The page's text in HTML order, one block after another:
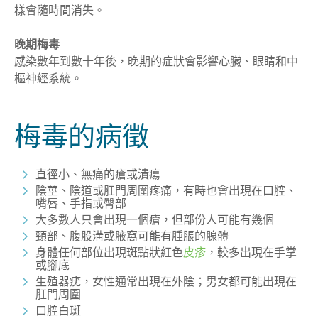
樣會隨時間消失。
晚期梅毒
感染數年到數十年後，晚期的症狀會影響心臟、眼睛和中
樞神經系統。
梅毒的病徵
直徑小、無痛的瘡或潰瘍
陰莖、陰道或肛門周圍疼痛，有時也會出現在口腔、
嘴唇、手指或臀部
大多數人只會出現一個瘡，但部份人可能有幾個
頸部、腹股溝或腋窩可能有腫脹的腺體
身體任何部位出現斑點狀紅色皮疹 ，較多出現在手掌
或腳底
生殖器疣，女性通常出現在外陰；男女都可能出現在
肛門周圍
口腔白斑